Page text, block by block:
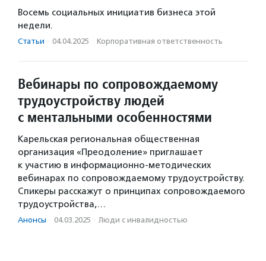
Восемь социальных инициатив бизнеса этой
недели.
Статьи · 04.04.2025 · Корпоративная ответственность
Вебинары по сопровождаемому
трудоустройству людей
с ментальными особенностями
Карельская региональная общественная
организация «Преодоление» приглашает
к участию в информационно-методических
вебинарах по сопровождаемому трудоустройству.
Спикеры расскажут о принципах сопровождаемого
трудоустройства,…
Анонсы · 04.03.2025 · Люди с инвалидностью